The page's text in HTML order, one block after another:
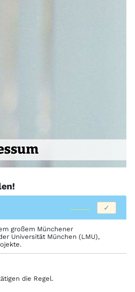
großem Münchener
Universität München (LMU),
die Regel.